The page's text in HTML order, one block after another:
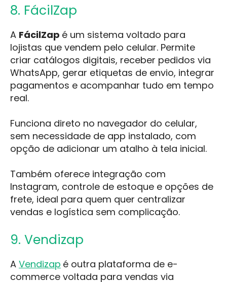
8. FácilZap
A FácilZap é um sistema voltado para
lojistas que vendem pelo celular. Permite
criar catálogos digitais, receber pedidos via
WhatsApp, gerar etiquetas de envio, integrar
pagamentos e acompanhar tudo em tempo
real.
Funciona direto no navegador do celular,
sem necessidade de app instalado, com
opção de adicionar um atalho à tela inicial.
Também oferece integração com
Instagram, controle de estoque e opções de
frete, ideal para quem quer centralizar
vendas e logística sem complicação.
9. Vendizap
A Vendizap é outra plataforma de e-
commerce voltada para vendas via